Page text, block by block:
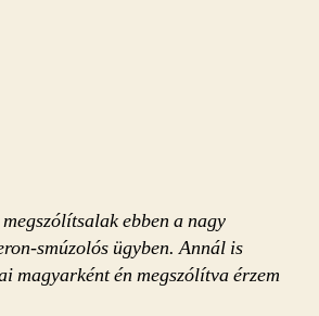
ebben a nagy
smúzolós ügyben. Annál is
magyarként én megszólítva érzem